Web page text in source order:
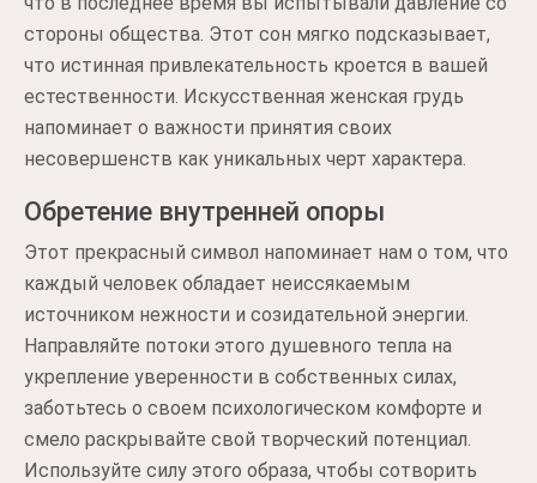
стороны общества. Этот сон мягко подсказывает,
что истинная привлекательность кроется в вашей
естественности. Искусственная женская грудь
напоминает о важности принятия своих
несовершенств как уникальных черт характера.
Обретение внутренней опоры
Этот прекрасный символ напоминает нам о том, что
каждый человек обладает неиссякаемым
источником нежности и созидательной энергии.
Направляйте потоки этого душевного тепла на
укрепление уверенности в собственных силах,
заботьтесь о своем психологическом комфорте и
смело раскрывайте свой творческий потенциал.
Используйте силу этого образа, чтобы сотворить